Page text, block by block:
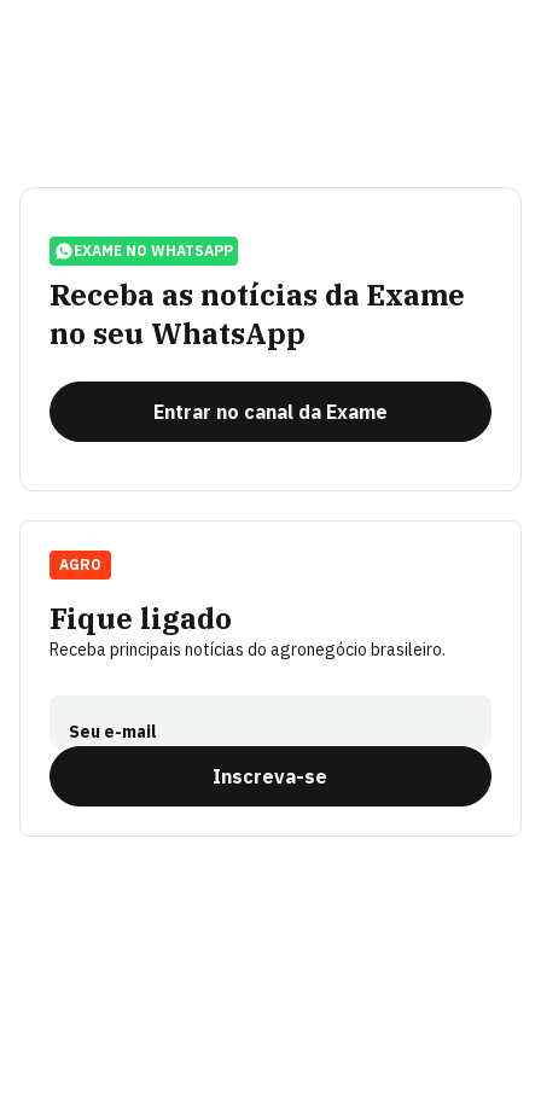
EXAME NO WHATSAPP
Receba as notícias da Exame
no seu WhatsApp
Entrar no canal da Exame
Fique ligado
Receba principais notícias do agronegócio brasileiro.
Seu e-mail
Inscreva-se
AGRO